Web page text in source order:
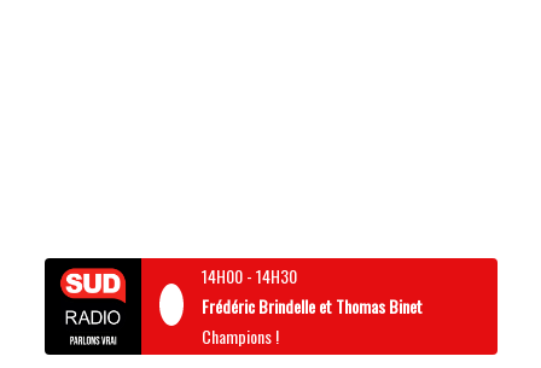
14H00-14H30
Frédéric Brindelle et Thomas Binet
Champions !